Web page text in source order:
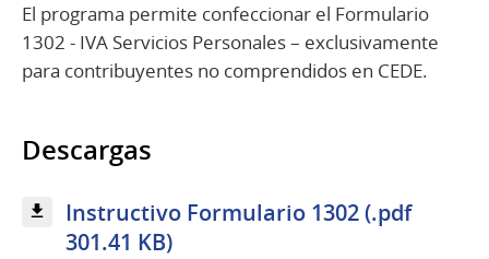
El programa permite confeccionar el Formulario
1302 - IVA Servicios Personales – exclusivamente
para contribuyentes no comprendidos en CEDE.
Descargas
Instructivo Formulario 1302 (.pdf
301.41 KB)